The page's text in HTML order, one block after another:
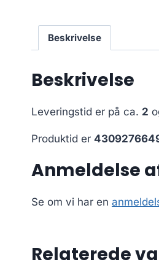
Beskrivelse
Beskrivelse
Leveringstid er på ca. 2
Produktid er
Anmeldelse
Se om vi har en
Relaterede